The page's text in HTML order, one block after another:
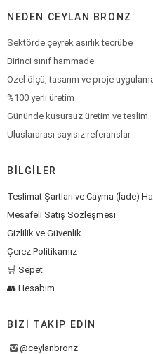
NEDEN CEYLAN BRONZ
Sektörde çeyrek asırlık tecrübe
Birinci sınıf hammade
Özel ölçü, tasarım ve proje
%100 yerli üretim
Gününde kusursuz üretim ve teslim
Uluslararası sayısız referanslar
BILGILER
Teslimat Şartları ve Cayma (İade)
Mesafeli Satış Sözleşmesi
Gizlilik ve Güvenlik
Çerez Politikamız
🛒 Sepet
👥 Hesabım
BIZI TAKIP EDIN
@ceylanbronz